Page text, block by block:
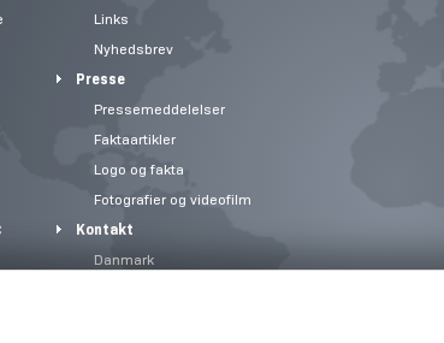
Links
Nyhedsbrev
Presse
Pressemeddelelser
Faktaartikler
Logo og fakta
Fotografier og videofilm
Kontakt
Danmark